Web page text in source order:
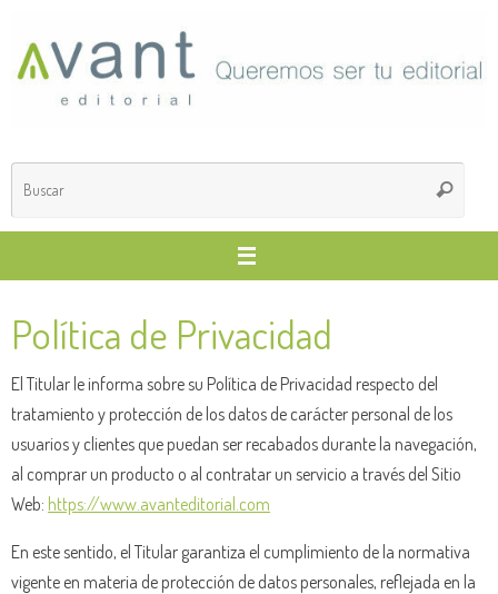
contenido
Buscar
Política de Privacidad
El Titular le informa sobre su Política de Privacidad respecto del
tratamiento y protección de los datos de carácter personal de los
usuarios y clientes que puedan ser recabados durante la navegación,
al comprar un producto o al contratar un servicio a través del Sitio
Web: https://www.avanteditorial.com
En este sentido, el Titular garantiza el cumplimiento de la normativa
vigente en materia de protección de datos personales, reflejada en la